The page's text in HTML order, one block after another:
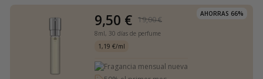
AHORRAS 66%
9,50 € 19,00 €
8ml, 30 días de perfume
1,19 €/ml
Fragancia mensual nueva